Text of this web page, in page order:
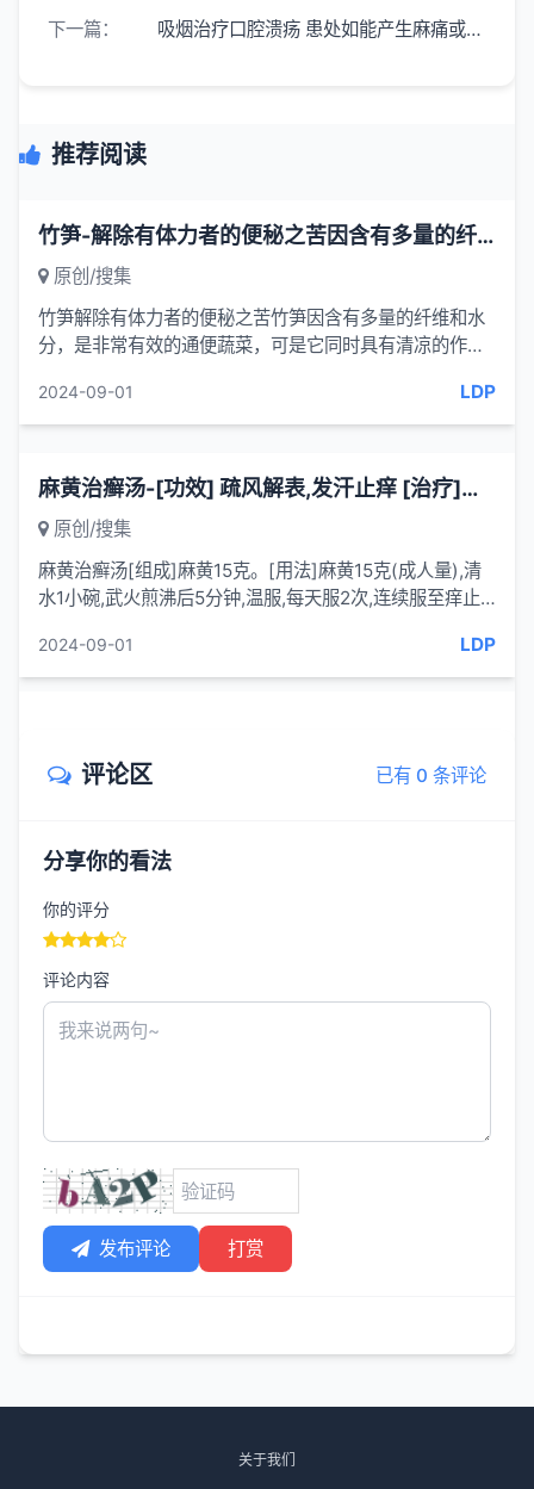
下一篇：
吸烟治疗口腔溃疡 患处如能产生麻痛或舒适的感觉 效果显著
推荐阅读
竹笋-解除有体力者的便秘之苦因含有多量的纤维和水分是非常有效的通便蔬菜
原创/搜集
竹笋解除有体力者的便秘之苦竹笋因含有多量的纤维和水
分，是非常有效的通便蔬菜，可是它同时具有清凉的作
敏的成分，故过...
2024-09-01 LDP
麻黄治癣汤-[功效] 疏风解表,发汗止痒 [治疗]顽癣(夏季发作，秋冬渐愈)-一味妙方
原创/搜集
麻黄治癣汤[组成]麻黄15克。[用法]麻黄15克(成人量),清
水1小碗,武火煎沸后5分钟,温服,每天服2次,连续服至痒止
痒。[治...
2024-09-01 LDP
评论区 已有 0 条评论
分享你的看法
你的评分
评论内容
发布评论 打赏
关于我们